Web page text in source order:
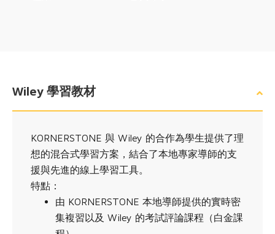
Wiley 學習教材
KORNERSTONE 與 Wiley 的合作為學生提供了理
想的混合式學習方案，結合了本地專家導師的支
援與先進的線上學習工具。
特點：
由 KORNERSTONE 本地導師提供的實時密
集複習以及 Wiley 的考試評論課程（白金課